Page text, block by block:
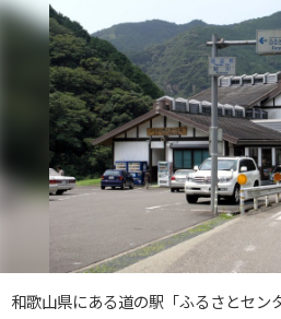
和歌山県にある道の駅「ふるさとセン